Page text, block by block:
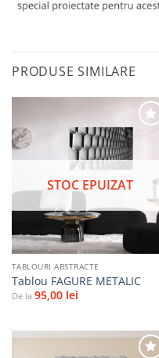
PRODUSE SIMILARE
favorite
STOC EPUIZAT
TABLOURI ABSTRACTE
Tablou FAGURE METALIC
De la 95,00 lei